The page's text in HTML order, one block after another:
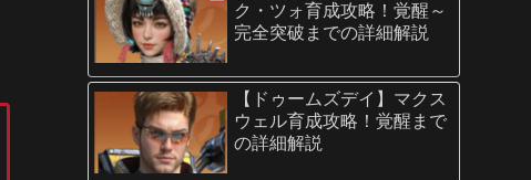
ク・ツォ育成攻略！覚醒～
完全突破までの詳細解説
【ドゥームズデイ】マクス
ウェル育成攻略！覚醒まで
の詳細解説